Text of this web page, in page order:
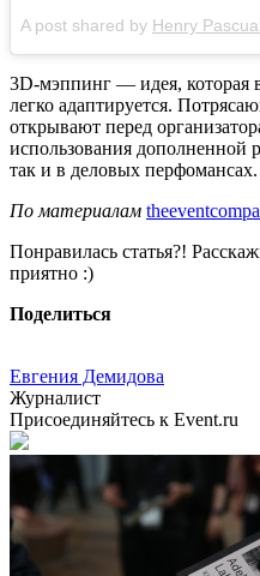
A post shared by Henry
3D-мэппинг — идея, которая
легко адаптируется.
открывают перед
использования дополненной
так и в деловых перфомансах.
По материалам
Понравилась статья?!
приятно :)
Поделиться
Евгения Демидова
Журналист
Присоединяйтесь к Event.ru